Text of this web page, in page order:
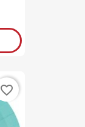
favorite_border